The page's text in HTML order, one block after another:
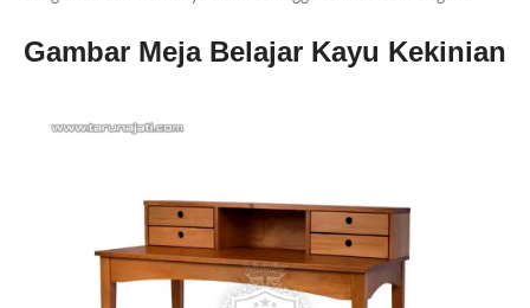
Gambar Meja Belajar Kayu Kekinian